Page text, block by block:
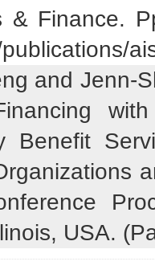
& Finance.
and Jenn-
with
Benefit
USA.